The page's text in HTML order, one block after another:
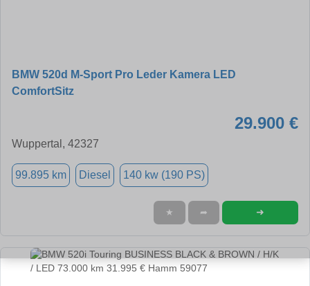
BMW 520d M-Sport Pro Leder Kamera LED
ComfortSitz
29.900 €
Wuppertal, 42327
99.895 km Diesel 140 kw (190 PS)
★ ➦ ➜